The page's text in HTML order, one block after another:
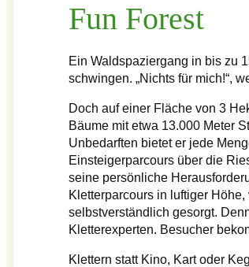
Fun Forest
Ein Waldspaziergang in bis zu
schwingen. „Nichts für mich!“,
Doch auf einer Fläche von 3
Bäume mit etwa 13.000 Meter
Unbedarften bietet er jede
Einsteigerparcours über die
seine persönliche
Kletterparcours in luftiger
selbstverständlich gesorgt.
Kletterexperten. Besucher
Klettern statt Kino, Kart oder